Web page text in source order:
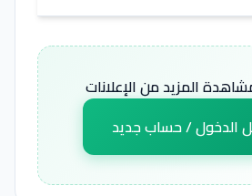
المزيد من الإعلانات
الدخول / حساب جديد